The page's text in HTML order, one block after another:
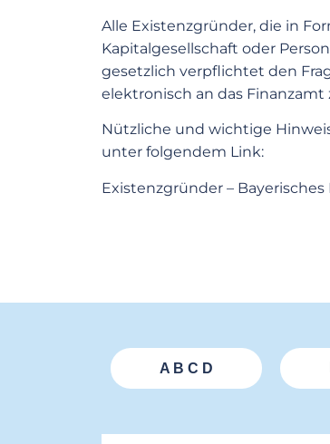
Alle Existenzgründer, die in
Kapitalgesellschaft oder
gesetzlich verpflichtet den
elektronisch an das
Nützliche und wichtige
unter folgendem Link:
Existenzgründer –
A B C D